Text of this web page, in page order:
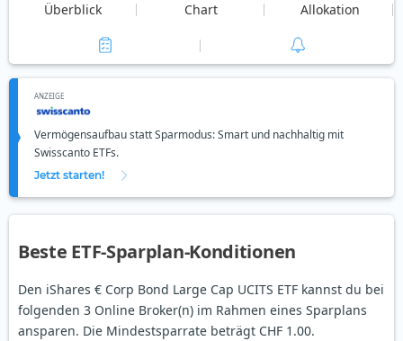
Überblick Chart Allokation
ANZEIGE
Vermögensaufbau statt Sparmodus: Smart und nachhaltig mit
Swisscanto ETFs.
Jetzt starten!
Beste ETF-Sparplan-Konditionen
Den iShares € Corp Bond Large Cap UCITS ETF kannst du bei
folgenden 3 Online Broker(n) im Rahmen eines Sparplans
ansparen. Die Mindestsparrate beträgt CHF 1.00.